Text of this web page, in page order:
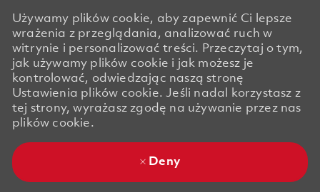
Używamy plików cookie, aby zapewnić Ci lepsze
wrażenia z przeglądania, analizować ruch w
witrynie i personalizować treści. Przeczytaj o tym,
jak używamy plików cookie i jak możesz je
kontrolować, odwiedzając naszą stronę
Ustawienia plików cookie. Jeśli nadal korzystasz z
tej strony, wyrażasz zgodę na używanie przez nas
plików cookie.
Deny